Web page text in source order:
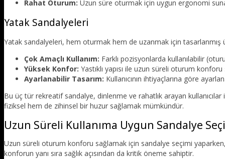
Rahat Oturum: Uzun süre oturmak için uygun ergonomi
Yatak Sandalyeleri
Yatak sandalyeleri, hem oturmak hem de uzanmak için tasarlanmış
Çok Amaçlı Kullanım: Farklı pozisyonlarda kullanılabilir
Yüksek Konfor: Yastıklı yapısı ile uzun süreli oturum
Ayarlanabilir Tasarım: Kullanıcının ihtiyaçlarına göre
Bu üç tür rekreatif sandalye, dinlenme ve rahatlık arayan
fiziksel hem de zihinsel bir huzur sağlamak mümkündür.
Uzun Süreli Kullanıma Uygun Sandalye
Uzun süreli oturum konforu sağlamak için sandalye seçimi
konforun yanı sıra sağlık açısından da kritik öneme sahiptir.